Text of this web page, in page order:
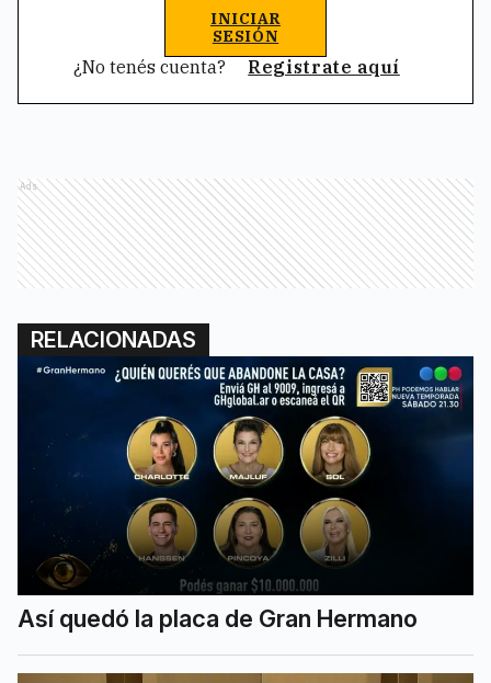
INICIAR
SESIÓN
¿No tenés cuenta? Registrate aquí
Ads
RELACIONADAS
Así quedó la placa de Gran Hermano